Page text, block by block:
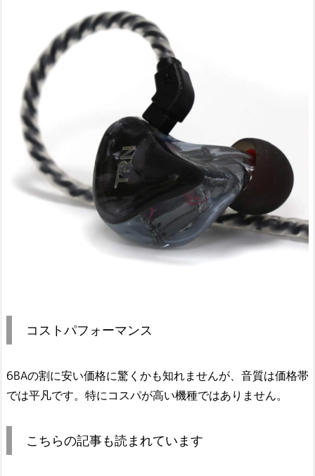
コストパフォーマンス
6BAの割に安い価格に驚くかも知れませんが、音質は価格帯
では平凡です。特にコスパが高い機種ではありません。
こちらの記事も読まれています